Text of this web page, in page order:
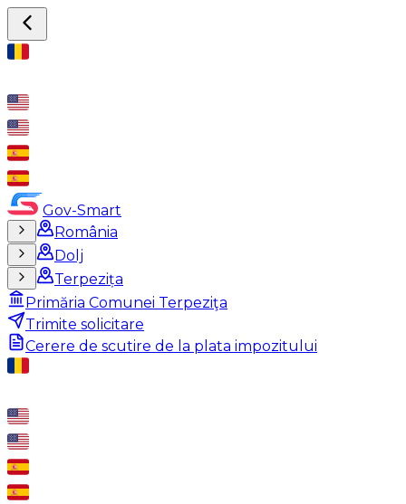
Gov-Smart
România
Dolj
Terpezița
Primăria Comunei Terpeziţa
Trimite solicitare
Cerere de scutire de la plata impozitului